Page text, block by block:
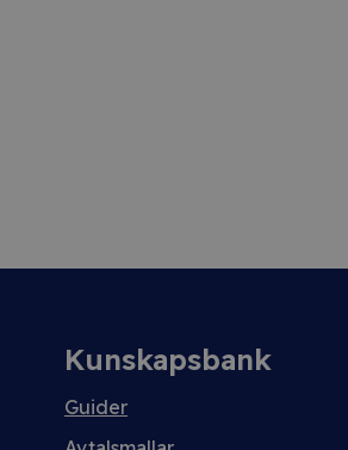
Kunskapsbank
Guider